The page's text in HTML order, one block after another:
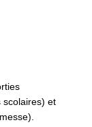
scolaires) et